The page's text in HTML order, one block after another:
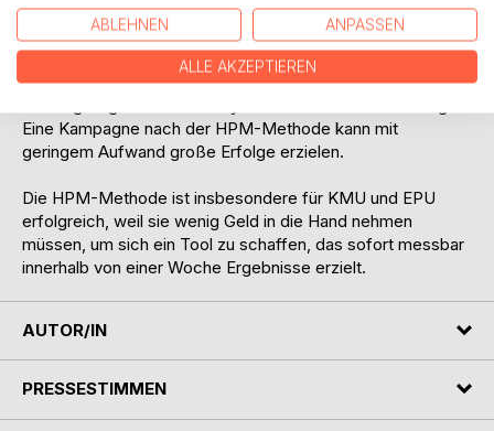
Online verbindet. Mit dieser Art von Direktwerbung kann
der Erfolg jeder Werbeaktion online und ich Echtzeit
überprüft werden. Wichtig für die Steigerung des Erfolges
und einer möglichst hohen Rücklaufquote sind dabei auch
Eine Kampagne nach der HPM-Methode kann mit
geringem Aufwand große Erfolge erzielen.
Die HPM-Methode ist insbesondere für KMU und EPU
erfolgreich, weil sie wenig Geld in die Hand nehmen
müssen, um sich ein Tool zu schaffen, das sofort messbar
innerhalb von einer Woche Ergebnisse erzielt.
AUTOR/IN
PRESSESTIMMEN
ABLEHNEN ANPASSEN
ALLE AKZEPTIEREN